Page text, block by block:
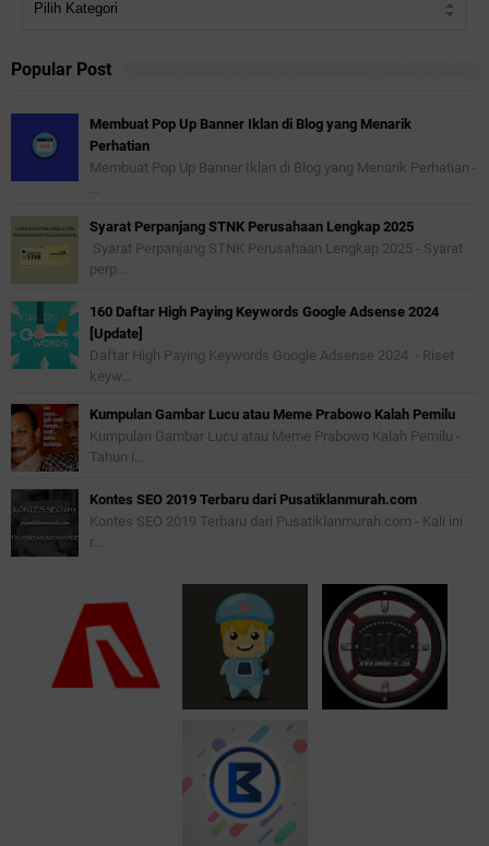
Popular Post
Membuat Pop Up Banner Iklan di Blog yang Menarik
Perhatian
Membuat Pop Up Banner Iklan di Blog yang Menarik Perhatian -
...
Syarat Perpanjang STNK Perusahaan Lengkap 2025
Syarat Perpanjang STNK Perusahaan Lengkap 2025 - Syarat
perp...
160 Daftar High Paying Keywords Google Adsense 2024
[Update]
Daftar High Paying Keywords Google Adsense 2024 - Riset
keyw...
Kumpulan Gambar Lucu atau Meme Prabowo Kalah Pemilu
Kumpulan Gambar Lucu atau Meme Prabowo Kalah Pemilu -
Tahun i...
Kontes SEO 2019 Terbaru dari Pusatiklanmurah.com
Kontes SEO 2019 Terbaru dari Pusatiklanmurah.com - Kali ini
r...